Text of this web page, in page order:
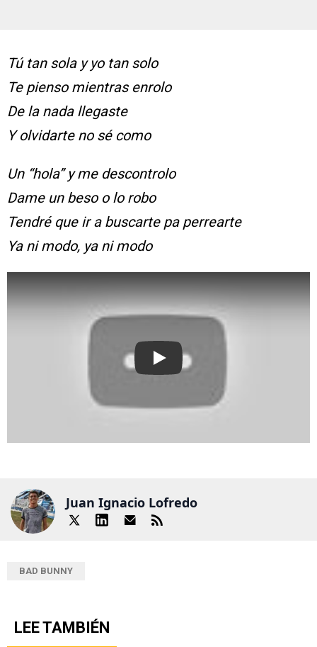
Tú tan sola y yo tan solo
Te pienso mientras enrolo
De la nada llegaste
Y olvidarte no sé como
Un “hola” y me descontrolo
Dame un beso o lo robo
Tendré que ir a buscarte pa perrearte
Ya ni modo, ya ni modo
Play
Juan Ignacio Lofredo
BAD BUNNY
LEE TAMBIÉN